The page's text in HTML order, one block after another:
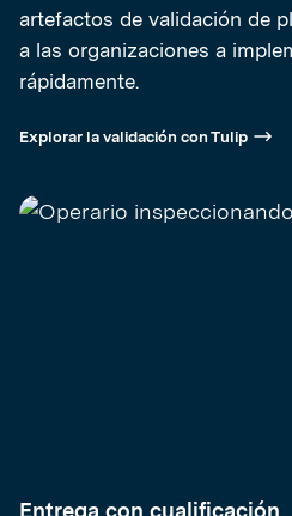
artefactos de validación de
a las organizaciones a
rápidamente.
Explorar la validación con Tulip
Entrega con cualificación